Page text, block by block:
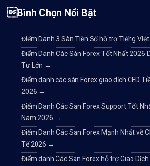
Bình Chọn Nổi Bật
Điểm Danh 3 Sàn Tiền Số hỗ trợ Tiếng
Điểm Danh Các Sàn Forex Tốt Nhất 2026
Tư Lớn →
Điểm danh các sàn Forex giao dịch CFD
2026 →
Điểm Danh Các Sàn Forex Support Tốt
Nam 2026 →
Điểm Danh Các Sàn Forex Mạnh Nhất về
Tế 2026 →
Điểm danh Các Sàn Forex hỗ trợ Giao